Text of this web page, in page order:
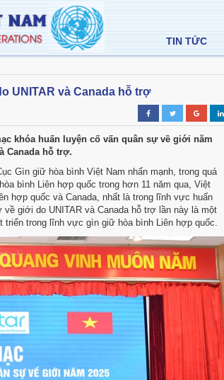
TIN TỨC
UNITAR và Canada hỗ trợ
khóa huấn luyện cố vấn quân sự về giới năm
Canada hỗ trợ.
Gìn giữ hòa bình Việt Nam nhấn mạnh, trong quá
bình Liên hợp quốc trong hơn 11 năm qua, Việt
hợp quốc và Canada, nhất là trong lĩnh vực huấn
giới do UNITAR và Canada hỗ trợ lần này là một
triển trong lĩnh vực gìn giữ hòa bình Liên hợp quốc.